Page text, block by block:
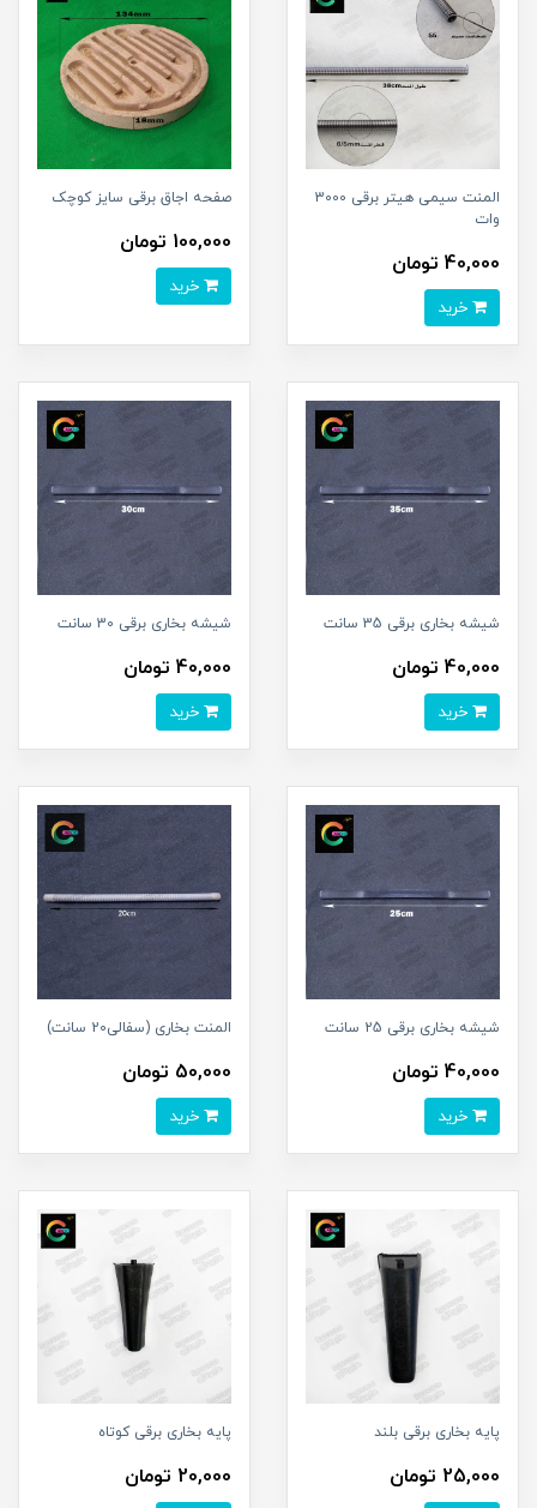
المنت سیمی هیتر برقی 3000
وات
40,000 تومان
صفحه اجاق برقی سایز کوچک
100,000 تومان
شیشه بخاری برقی 35 سانت
40,000 تومان
شیشه بخاری برقی 30 سانت
40,000 تومان
شیشه بخاری برقی 25 سانت
40,000 تومان
المنت بخاری (سفالی20 سانت)
50,000 تومان
پایه بخاری برقی بلند
25,000 تومان
پایه بخاری برقی کوتاه
20,000 تومان